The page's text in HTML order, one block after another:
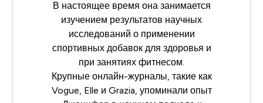
В настоящее время она занимается
изучением результатов научных
исследований о применении
спортивных добавок для здоровья и
при занятиях фитнесом.
Крупные онлайн-журналы, такие как
Vogue, Elle и Grazia, упоминали опыт